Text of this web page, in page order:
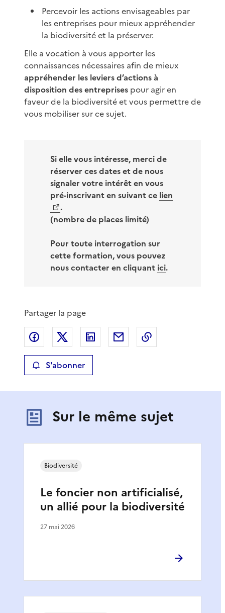
Percevoir les actions envisageables par
les entreprises pour mieux appréhender
la biodiversité et la préserver.
Elle a vocation à vous apporter les
connaissances nécessaires afin de mieux
appréhender les leviers d’actions à
disposition des entreprises pour agir en
faveur de la biodiversité et vous permettre de
vous mobiliser sur ce sujet.
Si elle vous intéresse, merci de
réserver ces dates et de nous
signaler votre intérêt en vous
pré-inscrivant en suivant ce lien
.
(nombre de places limité)
Pour toute interrogation sur
cette formation, vous pouvez
nous contacter en cliquant ici.
Partager la page
Partager sur Facebook
Partager sur XPartager sur LinkedIn
Partager par email
S'abonner
Sur le même sujet
Le foncier non artificialisé,
un allié pour la biodiversité
Biodiversité
27 mai 2026